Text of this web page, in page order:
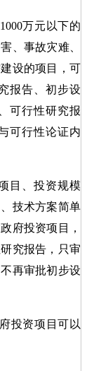
万元以下的
、事故灾难、
设的项目，可
报告、初步设
可行性研究报
可行性论证内
目、投资规模
技术方案简单
府投资项目，
究报告，只审
再审批初步设
投资项目可以